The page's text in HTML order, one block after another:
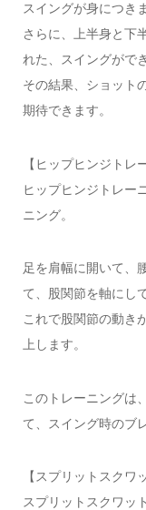
スイングが身につき
さらに、上半身と下
れた、スイングがで
その結果、ショット
期待できます。
【ヒップヒンジトレ
ヒップヒンジトレー
ニング。
足を肩幅に開いて、
て、股関節を軸にし
これで股関節の動き
上します。
このトレーニングは
て、スイング時のブ
【スプリットスクワ
スプリットスクワッ